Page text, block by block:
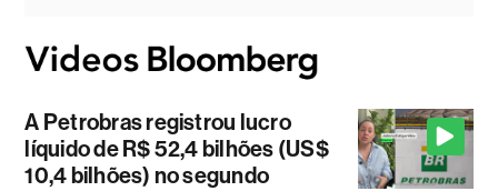
A Petrobras registrou lucro
líquido de R$ 52,4 bilhões (US$
10,4 bilhões) no segundo